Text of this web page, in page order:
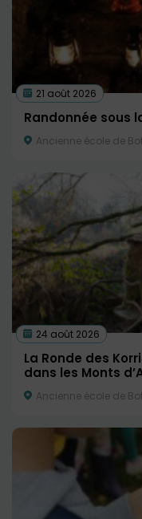
21 août 2026
Randonnée sous
Ancienne école de
24 août 2026
La Ronde des
dans les Monts
Ancienne école de